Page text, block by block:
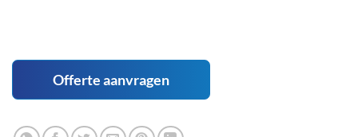
Offerte aanvragen